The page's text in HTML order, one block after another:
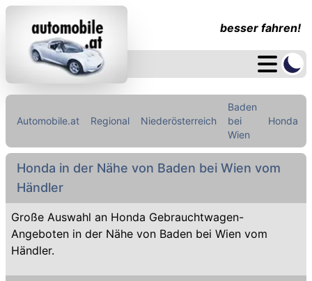
besser fahren!
Automobile.at Regional Niederösterreich
Baden
bei
Wien
Honda
Honda in der Nähe von Baden bei Wien vom
Händler
Große Auswahl an Honda Gebrauchtwagen-
Angeboten in der Nähe von Baden bei Wien vom
Händler.